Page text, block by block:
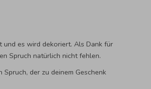
und es wird dekoriert. Als Dank für
Spruch natürlich nicht fehlen.
der zu deinem Geschenk